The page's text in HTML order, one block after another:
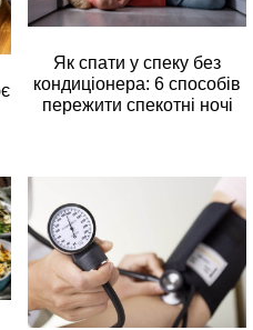
Як спати у спеку без
кондиціонера: 6 способів
пережити спекотні ночі